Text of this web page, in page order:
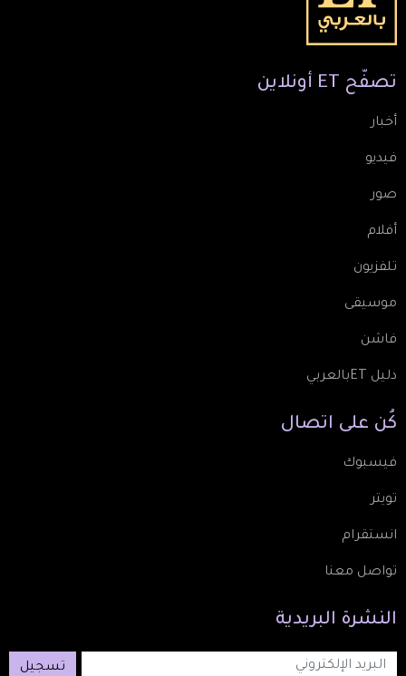
تصفّح ET أونلاين
أخبار
فيديو
صور
أفلام
تلفزيون
موسيقى
فاشن
دليل ETبالعربي
كُن على اتصال
فيسبوك
تويتر
انستقرام
تواصل معنا
النشرة البريدية
تسجيل